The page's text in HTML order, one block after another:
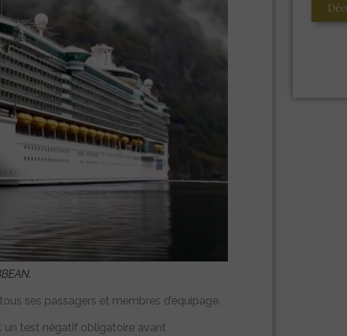
ses passagers et membres d’équipage.
un test négatif obligatoire avant